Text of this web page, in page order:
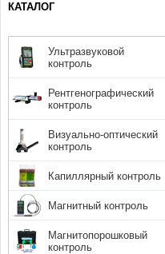
КАТАЛОГ
Ультразвуковой
контроль
Рентгенографический
контроль
Визуально-оптический
контроль
Капиллярный контроль
Магнитный контроль
Магнитопорошковый
контроль